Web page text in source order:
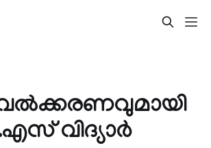
വിദ്യാര്‍